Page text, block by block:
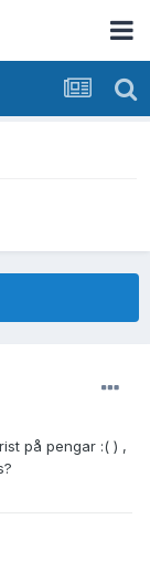
på pengar :( ) ,